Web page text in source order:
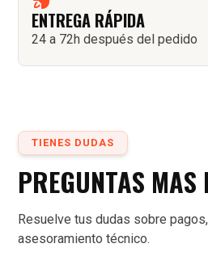
ENTREGA RÁPIDA
24 a 72h después del pedido
TIENES DUDAS
PREGUNTAS MAS
Resuelve tus dudas sobre
asesoramiento técnico.